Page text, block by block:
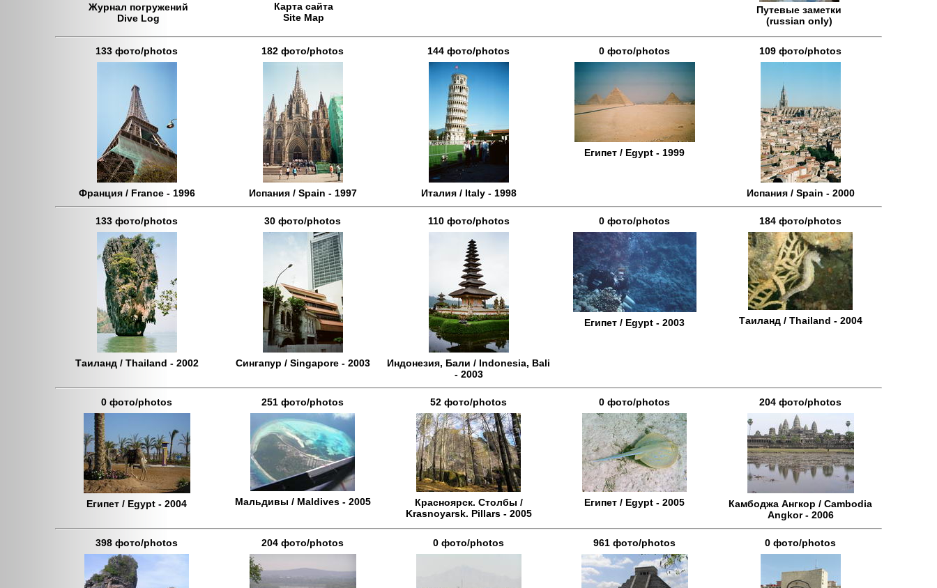
Журнал погружений
Dive Log
Карта сайта
Site Map
Путевые заметки
(russian only)
133 фото/photos 182 фото/photos 144 фото/photos 0 фото/photos 109 фото/photos
Франция / France - 1996 Испания / Spain - 1997 Италия / Italy - 1998
Египет / Egypt - 1999
Испания / Spain - 2000
133 фото/photos 30 фото/photos 110 фото/photos 0 фото/photos 184 фото/photos
Таиланд / Thailand - 2002 Сингапур / Singapore - 2003
Индонезия, Бали / Indonesia, Bali
- 2003
Египет / Egypt - 2003 Таиланд / Thailand - 2004
0 фото/photos 251 фото/photos 52 фото/photos 0 фото/photos 204 фото/photos
Египет / Egypt - 2004 Мальдивы / Maldives - 2005
Красноярск. Столбы /
Krasnoyarsk. Pillars - 2005
Египет / Egypt - 2005
Камбоджа Ангкор / Cambodia
Angkor - 2006
398 фото/photos 204 фото/photos 0 фото/photos 961 фото/photos 0 фото/photos